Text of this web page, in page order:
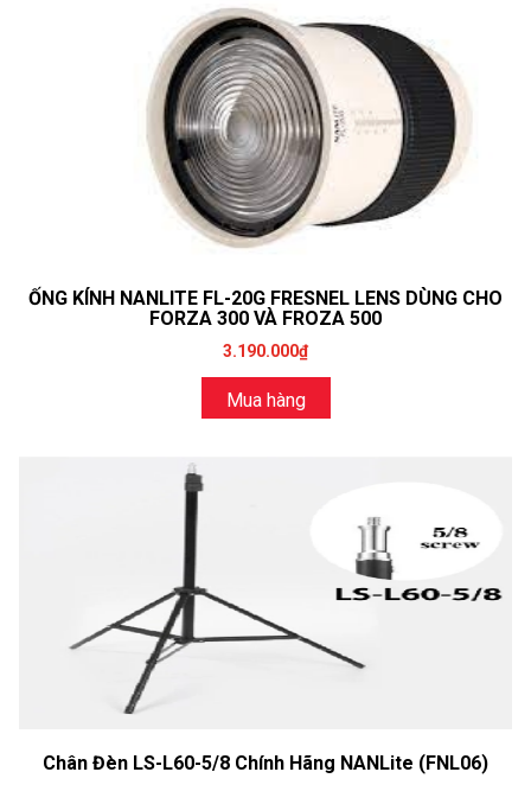
ỐNG KÍNH NANLITE FL-20G FRESNEL LENS DÙNG CHO
FORZA 300 VÀ FROZA 500
3.190.000₫
Mua hàng
Chân Đèn LS-L60-5/8 Chính Hãng NANLite (FNL06)